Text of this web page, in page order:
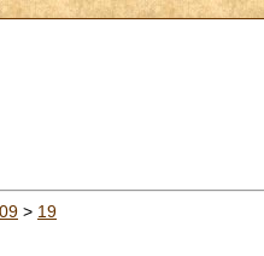
09 > 19